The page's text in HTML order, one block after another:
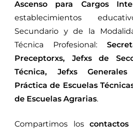
Ascenso para Cargos
establecimientos
Secundario y de la
Técnica Profesional:
Preceptorxs, Jefxs de
Técnica, Jefxs
Práctica de Escuelas
de Escuelas Agrarias.
Compartimos loscontactos